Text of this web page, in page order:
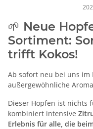
🌱 Neue
Sortiment:
trifft Kokos!
Ab sofort neu bei uns im
außergewöhnliche
Dieser Hopfen ist nichts
kombiniert intensive
Erlebnis für alle, die